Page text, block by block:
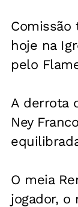
Comissão
hoje na
pelo
A derrota
Ney
O meia
jogador, o